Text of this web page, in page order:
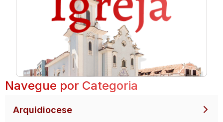
Navegue por Categoria
Arquidiocese